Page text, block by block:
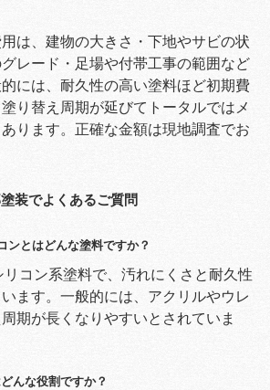
は、建物の大きさ・下地やサビの状
レード・足場や付帯工事の範囲など
には、耐久性の高い塗料ほど初期費
り替え周期が延びてトータルではメ
ります。正確な金額は現地調査でお
装でよくあるご質問
ンとはどんな塗料ですか？
コン系塗料で、汚れにくさと耐久性
ます。一般的には、アクリルやウレ
期が長くなりやすいとされていま
んな役割ですか？